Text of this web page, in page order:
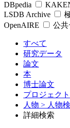
DBpedia
LSDB Archive
OpenAIRE
公
すべて
研究データ
論文
本
博士論文
プロジェクト
人物 > 人物
詳細検索